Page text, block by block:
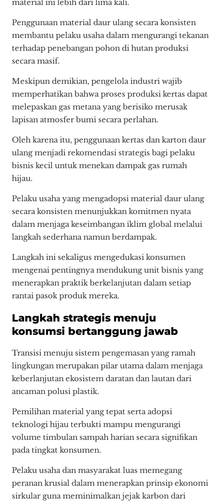
material ini lebih dari lima kali.
Penggunaan material daur ulang secara konsisten
membantu pelaku usaha dalam mengurangi tekanan
terhadap penebangan pohon di hutan produksi
secara masif.
Meskipun demikian, pengelola industri wajib
memperhatikan bahwa proses produksi kertas dapat
melepaskan gas metana yang berisiko merusak
lapisan atmosfer bumi secara perlahan.
Oleh karena itu, penggunaan kertas dan karton daur
ulang menjadi rekomendasi strategis bagi pelaku
bisnis kecil untuk menekan dampak gas rumah
hijau.
Pelaku usaha yang mengadopsi material daur ulang
secara konsisten menunjukkan komitmen nyata
dalam menjaga keseimbangan iklim global melalui
langkah sederhana namun berdampak.
Langkah ini sekaligus mengedukasi konsumen
mengenai pentingnya mendukung unit bisnis yang
menerapkan praktik berkelanjutan dalam setiap
rantai pasok produk mereka.
Langkah strategis menuju
konsumsi bertanggung jawab
Transisi menuju sistem pengemasan yang ramah
lingkungan merupakan pilar utama dalam menjaga
keberlanjutan ekosistem daratan dan lautan dari
ancaman polusi plastik.
Pemilihan material yang tepat serta adopsi
teknologi hijau terbukti mampu mengurangi
volume timbulan sampah harian secara signifikan
pada tingkat konsumen.
Pelaku usaha dan masyarakat luas memegang
peranan krusial dalam menerapkan prinsip ekonomi
sirkular guna meminimalkan jejak karbon dari